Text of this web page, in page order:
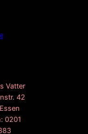
Vatter
42
0201